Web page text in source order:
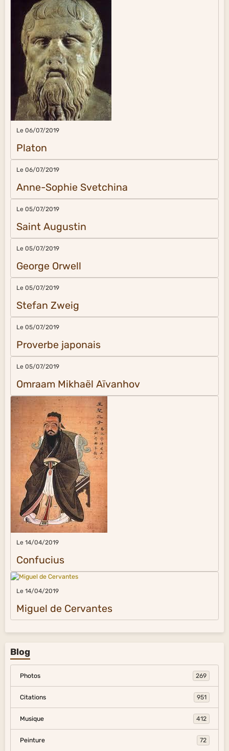
Le 06/07/2019
Platon
Le 06/07/2019
Anne-Sophie Svetchina
Le 05/07/2019
Saint Augustin
Le 05/07/2019
George Orwell
Le 05/07/2019
Stefan Zweig
Le 05/07/2019
Proverbe japonais
Le 05/07/2019
Omraam Mikhaël Aïvanhov
Le 14/04/2019
Confucius
Le 14/04/2019
Miguel de Cervantes
Blog
Photos 269
Citations 951
Musique 412
Peinture 72